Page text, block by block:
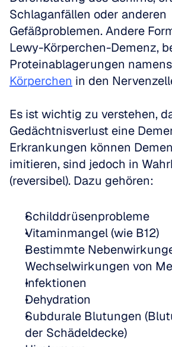
Schlaganfällen oder anderen
Gefäßproblemen. Andere
Lewy-Körperchen-Demenz,
Proteinablagerungen namens
Körperchen in den
Es ist wichtig zu verstehen,
Gedächtnisverlust eine
Erkrankungen können
imitieren, sind jedoch in
(reversibel). Dazu gehören:
Schilddrüsenprobleme
Vitaminmangel (wie B12)
Bestimmte
Wechselwirkungen von
Infektionen
Dehydration
Subdurale Blutungen
der Schädeldecke)